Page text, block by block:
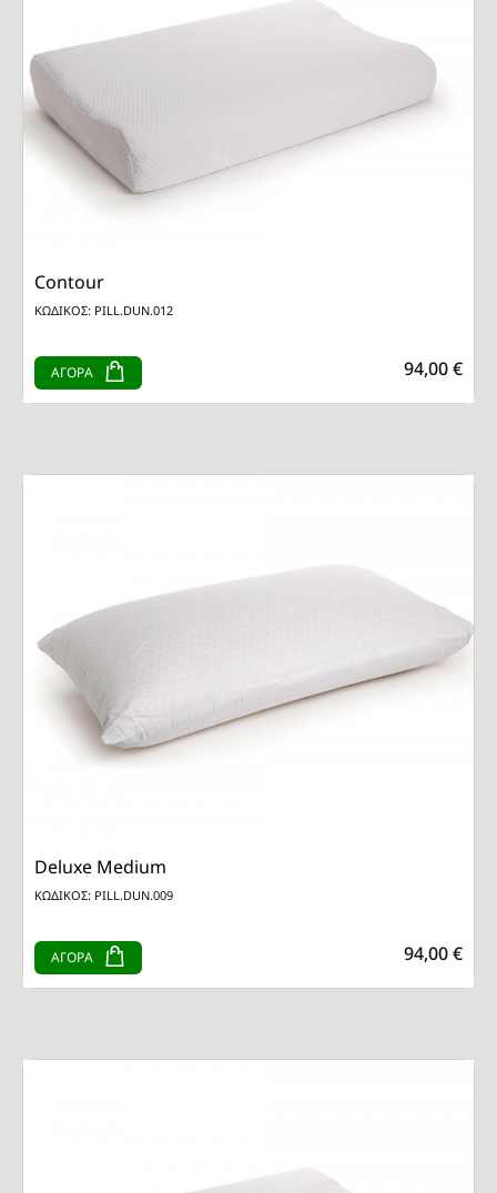
Contour
ΚΩΔΙΚΟΣ: PILL.DUN.012
ΑΓΟΡΑ 94,00 €
Deluxe Medium
ΚΩΔΙΚΟΣ: PILL.DUN.009
ΑΓΟΡΑ 94,00 €